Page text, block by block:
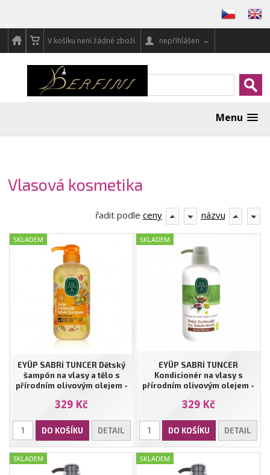
V košíku není žádné zboží. nepřihlášen
Menu
Vlasová kosmetika
řadit podle ceny názvu
EYÜP SABRİ TUNCER Dětský
šampón na vlasy a tělo s
přírodním olivovým olejem -
329 Kč
DO KOŠÍKU DETAIL
SKLADEM
EYÜP SABRİ TUNCER
Kondicionér na vlasy s
přírodním olivovým olejem -
329 Kč
DO KOŠÍKU DETAIL
SKLADEM
SKLADEM SKLADEM